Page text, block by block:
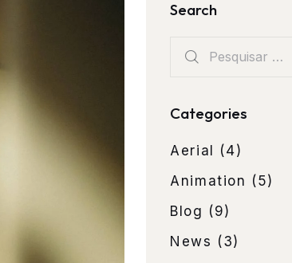
Search
Categories
Aerial
(4)
Animation (5)
Blog (9)
News (3)